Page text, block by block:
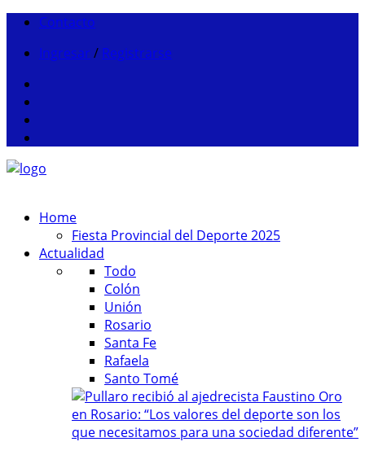
Contacto
Ingresar / Registrarse
Home
Fiesta Provincial del Deporte 2025
Actualidad
Todo
Colón
Unión
Rosario
Santa Fe
Rafaela
Santo Tomé